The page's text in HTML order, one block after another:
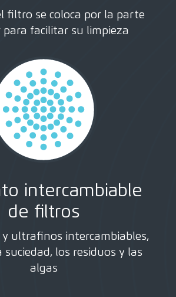
filtro se coloca por la parte
para facilitar su limpieza
intercambiable
de filtros
ultrafinos intercambiables,
suciedad, los residuos y las
algas